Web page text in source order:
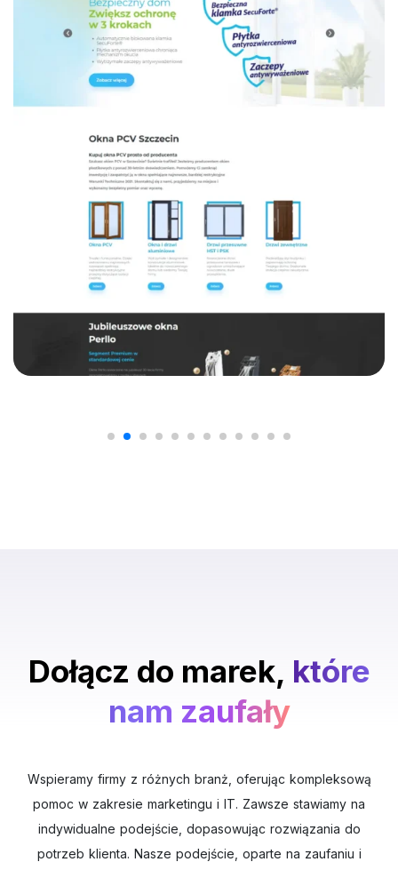
Dołącz do marek, które
nam zaufały
Wspieramy firmy z różnych branż, oferując kompleksową
pomoc w zakresie marketingu i IT. Zawsze stawiamy na
indywidualne podejście, dopasowując rozwiązania do
potrzeb klienta. Nasze podejście, oparte na zaufaniu i